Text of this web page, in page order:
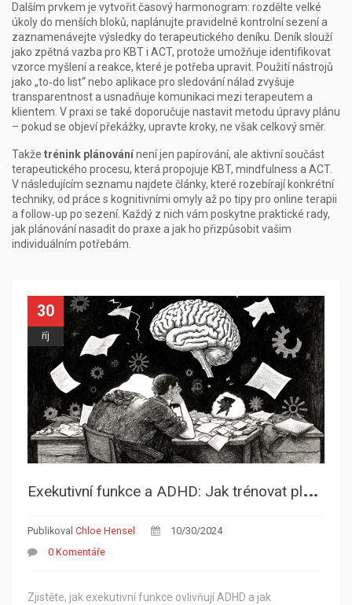
Dalším prvkem je vytvořit časový harmonogram: rozdělte velké
úkoly do menších bloků, naplánujte pravidelné kontrolní sezení a
zaznamenávejte výsledky do terapeutického deníku. Deník slouží
jako zpětná vazba pro KBT i ACT, protože umožňuje identifikovat
vzorce myšlení a reakce, které je potřeba upravit. Použití nástrojů
jako „to‑do list“ nebo aplikace pro sledování nálad zvyšuje
transparentnost a usnadňuje komunikaci mezi terapeutem a
klientem. V praxi se také doporučuje nastavit metodu úpravy plánu
– pokud se objeví překážky, upravte kroky, ne však celkový směr.
Takže trénink plánovánínení jen papírování, ale aktivní součást
terapeutického procesu, která propojuje KBT, mindfulness a ACT.
V následujícím seznamu najdete články, které rozebírají konkrétní
techniky, od práce s kognitivními omyly až po tipy pro online terapii
a follow‑up po sezení. Každý z nich vám poskytne praktické rady,
jak plánování nasadit do praxe a jak ho přizpůsobit vašim
individuálním potřebám.
30
říj
E
xekutivní funkce a ADHD: Jak trénovat plánování a organizaci
Publikoval Chloe Hensel
10/30/2024
0 Komentáře
Zjistěte, jak exekutivní funkce ovlivňují ADHD a jak